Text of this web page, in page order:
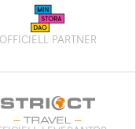
OFFICIELL PARTNER